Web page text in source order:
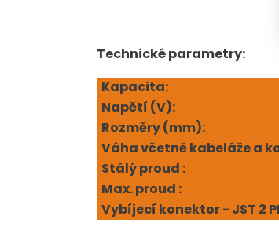
Technické parametry:
Kapacita:
Napětí (V):
Rozměry (mm):
Váha včetně kabeláže a
Stálý proud :
Max. proud :
Vybíjecí konektor - JST 2